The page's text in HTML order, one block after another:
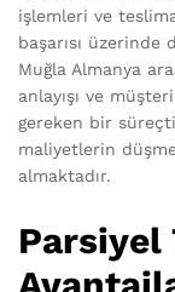
işlemleri ve
başarısı
Muğla Almanya
anlayışı ve
gereken bir
maliyetlerin
almaktadır.
Parsiyel